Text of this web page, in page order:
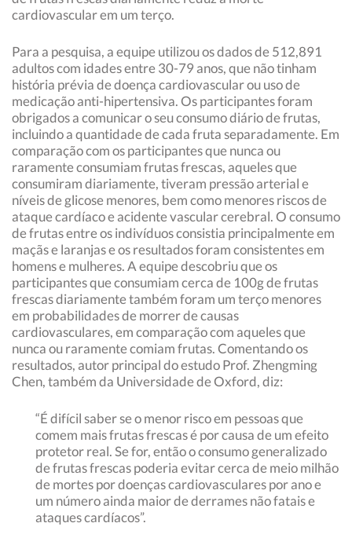
cardiovascular em um terço.
Para a pesquisa, a equipe utilizou os dados de 512,891
adultos com idades entre 30-79 anos, que não tinham
história prévia de doença cardiovascular ou uso de
medicação anti-hipertensiva. Os participantes foram
obrigados a comunicar o seu consumo diário de frutas,
incluindo a quantidade de cada fruta separadamente. Em
comparação com os participantes que nunca ou
raramente consumiam frutas frescas, aqueles que
consumiram diariamente, tiveram pressão arterial e
níveis de glicose menores, bem como menores riscos de
ataque cardíaco e acidente vascular cerebral. O consumo
de frutas entre os indivíduos consistia principalmente em
maçãs e laranjas e os resultados foram consistentes em
homens e mulheres. A equipe descobriu que os
participantes que consumiam cerca de 100g de frutas
frescas diariamente também foram um terço menores
em probabilidades de morrer de causas
cardiovasculares, em comparação com aqueles que
nunca ou raramente comiam frutas. Comentando os
resultados, autor principal do estudo Prof. Zhengming
Chen, também da Universidade de Oxford, diz:
“É difícil saber se o menor risco em pessoas que
comem mais frutas frescas é por causa de um efeito
protetor real. Se for, então o consumo generalizado
de frutas frescas poderia evitar cerca de meio milhão
de mortes por doenças cardiovasculares por ano e
um número ainda maior de derrames não fatais e
ataques cardíacos”.